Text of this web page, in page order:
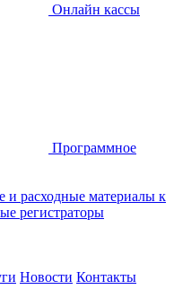
Онлайн кассы
Программное
расходные материалы к
регистраторы
Новости Контакты